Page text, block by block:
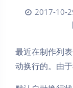
2017-10-
最近在制作列
动换行的。由